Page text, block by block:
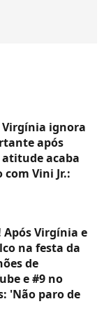
Virgínia ignora
após
acaba
Vini Jr.:
Após Virgínia e
na festa da
de
e #9 no
'Não paro de